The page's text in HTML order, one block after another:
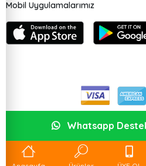
Mobil Uygulamalarımız
Whatsapp Destek